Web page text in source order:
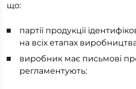
що:
партії продукції
на всіх етапах
виробник має письмові
регламентують: